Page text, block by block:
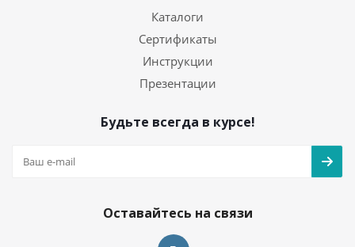
Каталоги
Сертификаты
Инструкции
Презентации
Будьте всегда в курсе!
Оставайтесь на связи